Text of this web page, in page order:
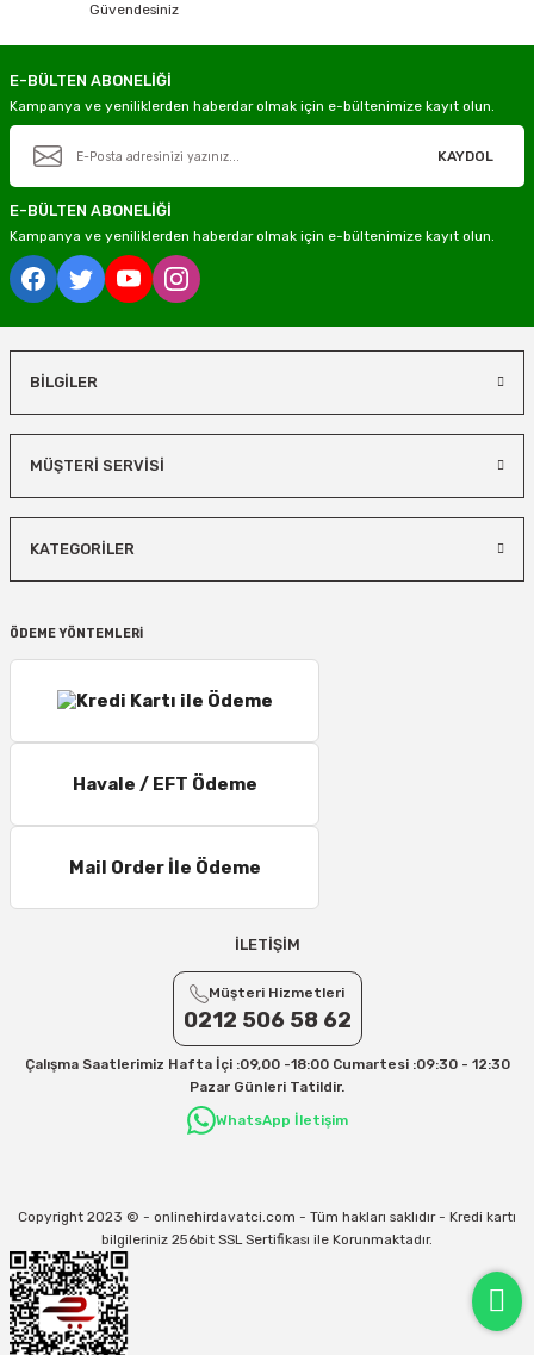
Güvendesiniz
E-BÜLTEN ABONELİĞİ
Kampanya ve yeniliklerden haberdar olmak için e-bültenimize kayıt olun.
KAYDOL
E-BÜLTEN ABONELİĞİ
Kampanya ve yeniliklerden haberdar olmak için e-bültenimize kayıt olun.
BİLGİLER
MÜŞTERİ SERVİSİ
KATEGORİLER
ÖDEME YÖNTEMLERİ
Havale / EFT Ödeme
Mail Order İle Ödeme
İLETİŞİM
Müşteri Hizmetleri
0212 506 58 62
Çalışma Saatlerimiz Hafta İçi :09,00 -18:00 Cumartesi :09:30 - 12:30
Pazar Günleri Tatildir.
WhatsApp İletişim
Copyright 2023 © - onlinehirdavatci.com - Tüm hakları saklıdır - Kredi kartı
bilgileriniz 256bit SSL Sertifikası ile Korunmaktadır.